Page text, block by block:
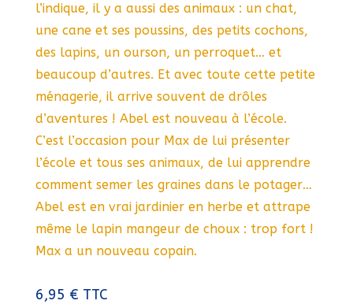
l’indique, il y a aussi des animaux : un chat,
une cane et ses poussins, des petits cochons,
des lapins, un ourson, un perroquet… et
beaucoup d’autres. Et avec toute cette petite
ménagerie, il arrive souvent de drôles
d’aventures ! Abel est nouveau à l’école.
C’est l’occasion pour Max de lui présenter
l’école et tous ses animaux, de lui apprendre
comment semer les graines dans le potager…
Abel est en vrai jardinier en herbe et attrape
même le lapin mangeur de choux : trop fort !
Max a un nouveau copain.
6,95 € TTC